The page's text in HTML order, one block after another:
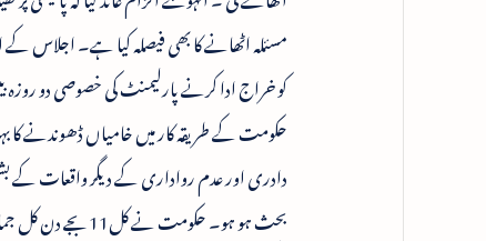
کو خراج ادا کرنے پارلیمنٹ کی خصوصی دو روزہ
دادری اور عدم رواداری کے دیگر واقعات کے